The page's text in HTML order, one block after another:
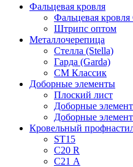
Фальцевая кровля
Фальцевая
Штрипс оптом
Металлочерепица
Стелла (Stella)
Гарда (Garda)
СМ Классик
Доборные элементы
Плоский лист
Доборные
Доборные
Кровельный
ST15
С20 R
C21 А